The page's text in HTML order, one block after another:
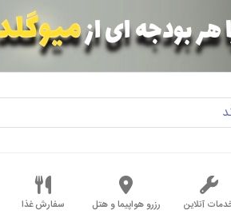
آنلاین رزرو هواپیما و هتل سفارش غذا